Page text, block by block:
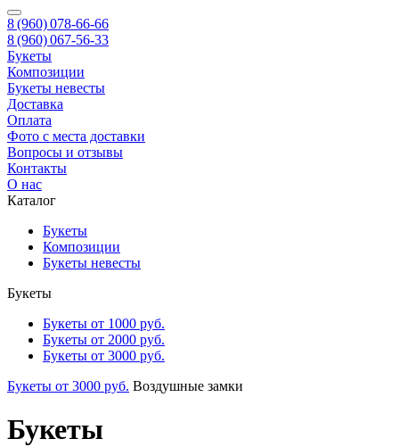
8 (960) 078-66-66
8 (960) 067-56-33
Букеты
Композиции
Букеты невесты
Доставка
Оплата
Фото с места доставки
Вопросы и отзывы
Контакты
О нас
Каталог
Букеты
Композиции
Букеты невесты
Букеты
Букеты от 1000 руб.
Букеты от 2000 руб.
Букеты от 3000 руб.
Букеты от 3000 руб. Воздушные замки
Букеты